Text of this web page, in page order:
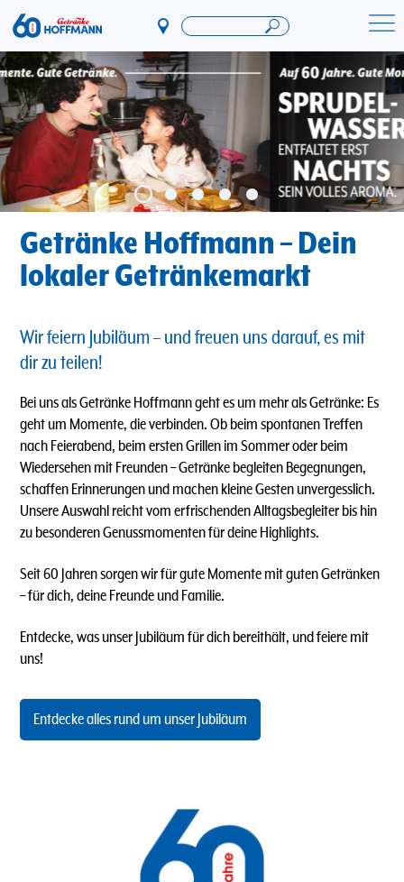
Direkt
zum
Inhalt
Startseite Getränke Hoffmann
Getränke Hoffmann – Dein
lokaler Getränkemarkt
Wir feiern Jubiläum – und freuen uns darauf, es mit
dir zu teilen!
Bei uns als Getränke Hoffmann geht es um mehr als Getränke: Es
geht um Momente, die verbinden. Ob beim spontanen Treffen
nach Feierabend, beim ersten Grillen im Sommer oder beim
Wiedersehen mit Freunden – Getränke begleiten Begegnungen,
schaffen Erinnerungen und machen kleine Gesten unvergesslich.
Unsere Auswahl reicht vom erfrischenden Alltagsbegleiter bis hin
zu besonderen Genussmomenten für deine Highlights.
Seit 60 Jahren sorgen wir für gute Momente mit guten Getränken
– für dich, deine Freunde und Familie.
Entdecke, was unser Jubiläum für dich bereithält, und feiere mit
uns!
Entdecke alles rund um unser Jubiläum